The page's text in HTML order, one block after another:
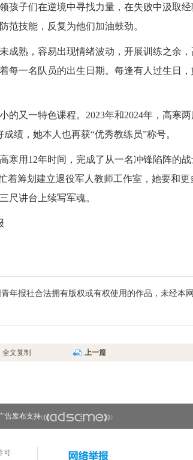
孩子们在逆境中寻找力量，在失败中汲取经
范技能，反复为他们加油鼓劲。
成熟，容易出现情绪波动，开展训练之余
每一名队员的出生日期。每逢有人过生日，
的又一特色课程。2023年和2024年，高寒
绩，她本人也再获“优秀教练员”称号。
寒用12年时间，完成了从一名冲锋陷阵的
着筹划建立退役军人教师工作室，她要和更
尺讲台上续写军魂。
年报社合法拥有版权或有权使用的作品，未经本
全文复制 上一篇
告发布支持
可